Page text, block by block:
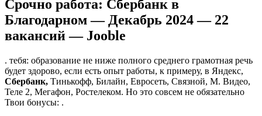
График
Работы
ул
Ленина
Оператор
сбер
Срочно работа: Сбербанк в
Благодарном — Декабрь 2024 — 22
вакансий — Jooble
. тебя: образование не ниже полного среднего грамотная речь
будет здорово, если есть опыт работы, к примеру, в Яндекс,
Сбербанк, Тинькофф, Билайн, Евросеть, Связной, М. Видео,
Теле 2, Мегафон, Ростелеком. Но это совсем не обязательно
Твои бонусы: .